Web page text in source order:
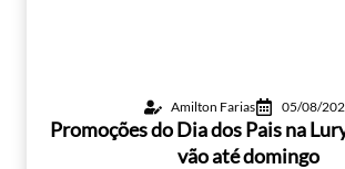
Amilton Farias 05/08/
Promoções do Dia dos Pais na
vão até domingo